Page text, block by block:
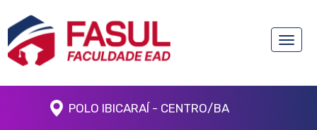
Toggle
POLO IBICARAÍ - CENTRO/BA